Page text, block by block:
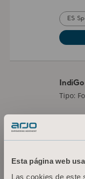
Esta página web
Las cookies de este
ES
Tipo: